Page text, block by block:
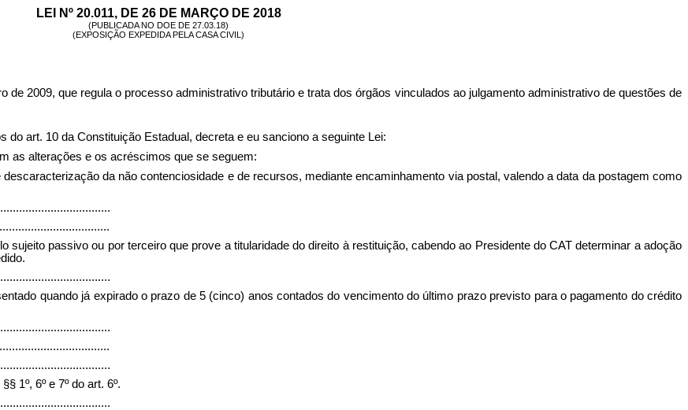
LEI Nº 20.011, DE 26 DE MARÇO DE 2018
(PUBLICADA NO DOE DE 27.03.18)
(EXPOSIÇÃO EXPEDIDA PELA CASA CIVIL)
de 2009, que regula o processo administrativo tributário e trata dos órgãos vinculados ao julgamento administrativo de questões de
art. 10 da Constituição Estadual, decreta e eu sanciono a seguinte Lei:
as alterações e os acréscimos que se seguem:
da não contenciosidade e de recursos, mediante encaminhamento via postal, valendo a data da postagem como
sujeito passivo ou por terceiro que prove a titularidade do direito à restituição, cabendo ao Presidente do CAT determinar a adoção
quando já expirado o prazo de 5 (cinco) anos contados do vencimento do último prazo previsto para o pagamento do crédito
1º, 6º e 7º do art. 6º.